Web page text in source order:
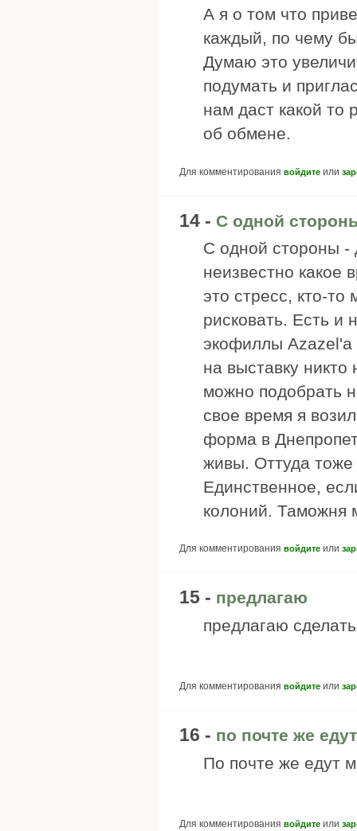
А я о том что
каждый, по чему
Думаю это
подумать и
нам даст какой то
об обмене.
Для комментирования войдите или
14 - С одной
С одной стороны -
неизвестно какое
это стресс, кто-
рисковать. Есть и
экофиллы Azazel'a
на выставку
можно подобрать
свое время я
форма в
живы. Оттуда тоже
Единственное,
колоний. Таможня
Для комментирования войдите или
15 - предлагаю
предлагаю
Для комментирования войдите или
16 - по почте же едут
По почте же едут
Для комментирования войдите или